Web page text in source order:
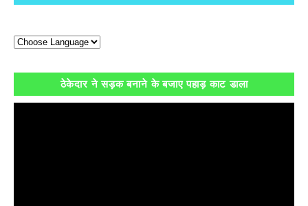
ठेकेदार ने सड़क बनाने के बजाए पहाड़ काट डाला